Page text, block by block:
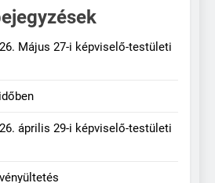
Május 27-i képviselő-testületi
április 29-i képviselő-testületi